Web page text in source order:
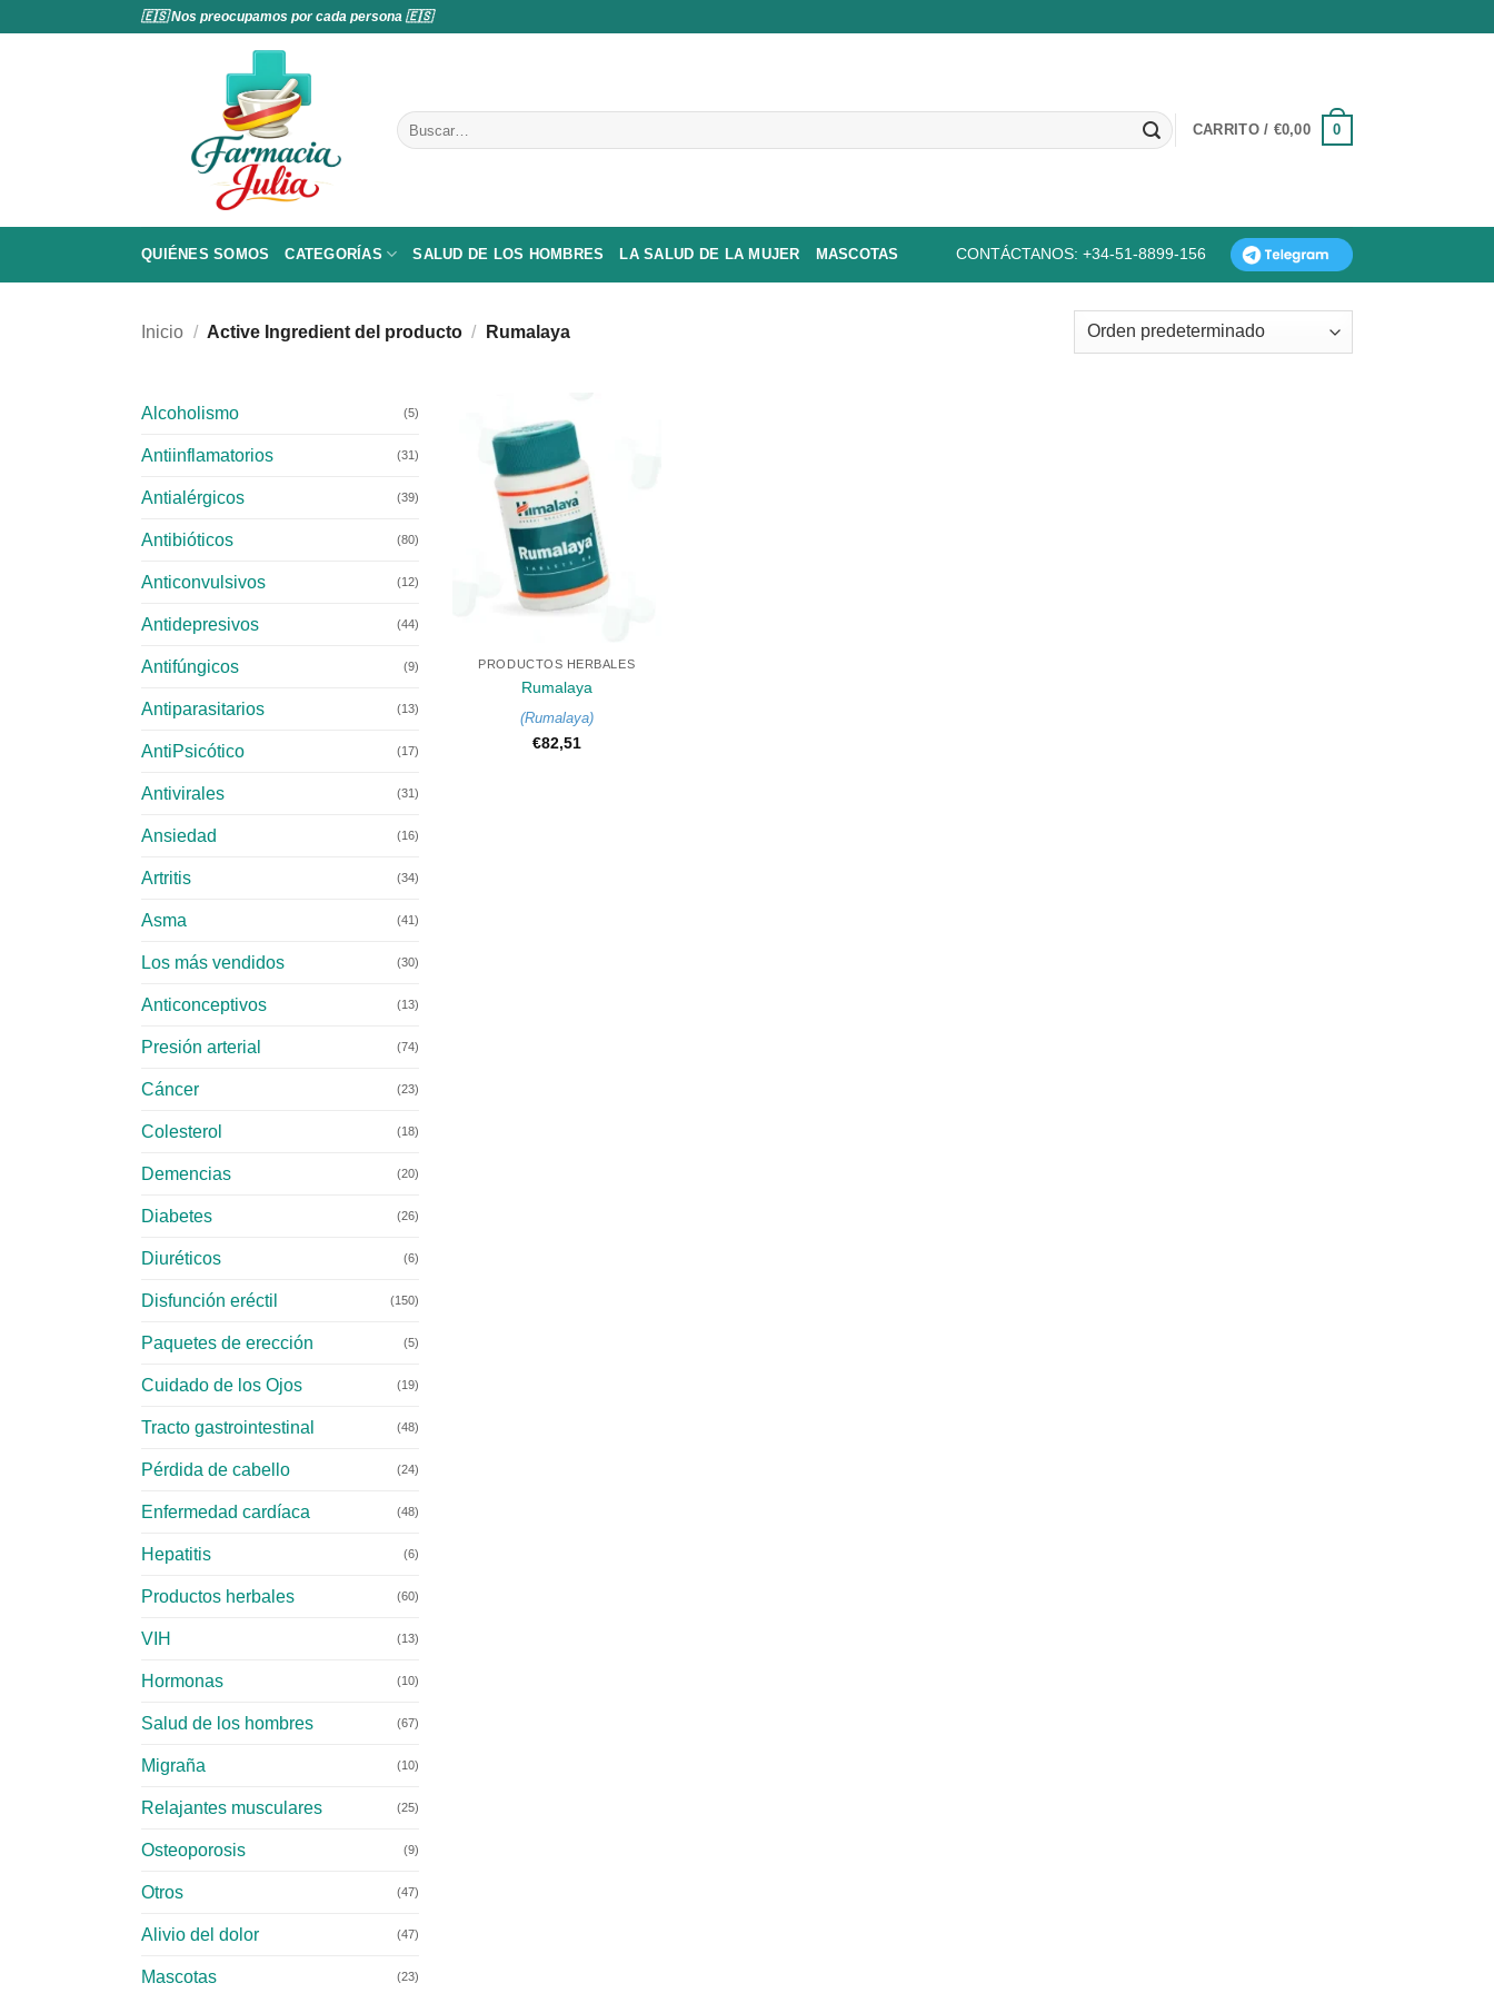
🇪🇸 Nos preocupamos por cada persona 🇪🇸
Buscar
por:
CARRITO / €0,00 0
QUIÉNES SOMOS CATEGORÍAS SALUD DE LOS HOMBRES LA SALUD DE LA MUJER MASCOTAS CONTÁCTANOS: +34-51-8899-156
Inicio / Active Ingredient del producto / Rumalaya
Alcoholismo (5)
Antiinflamatorios (31)
Antialérgicos (39)
Antibióticos (80)
Anticonvulsivos (12)
Antidepresivos (44)
Antifúngicos (9)
Antiparasitarios (13)
AntiPsicótico (17)
Antivirales (31)
Ansiedad (16)
Artritis (34)
Asma (41)
Los más vendidos (30)
Anticonceptivos (13)
Presión arterial (74)
Cáncer (23)
Colesterol (18)
Demencias (20)
Diabetes (26)
Diuréticos (6)
Disfunción eréctil (150)
Paquetes de erección (5)
Cuidado de los Ojos (19)
Tracto gastrointestinal (48)
Pérdida de cabello (24)
Enfermedad cardíaca (48)
Hepatitis (6)
Productos herbales (60)
VIH (13)
Hormonas (10)
Salud de los hombres (67)
Migraña (10)
Relajantes musculares (25)
Osteoporosis (9)
Otros (47)
Alivio del dolor (47)
Mascotas (23)
PRODUCTOS HERBALES
Rumalaya
(Rumalaya)
€82,51